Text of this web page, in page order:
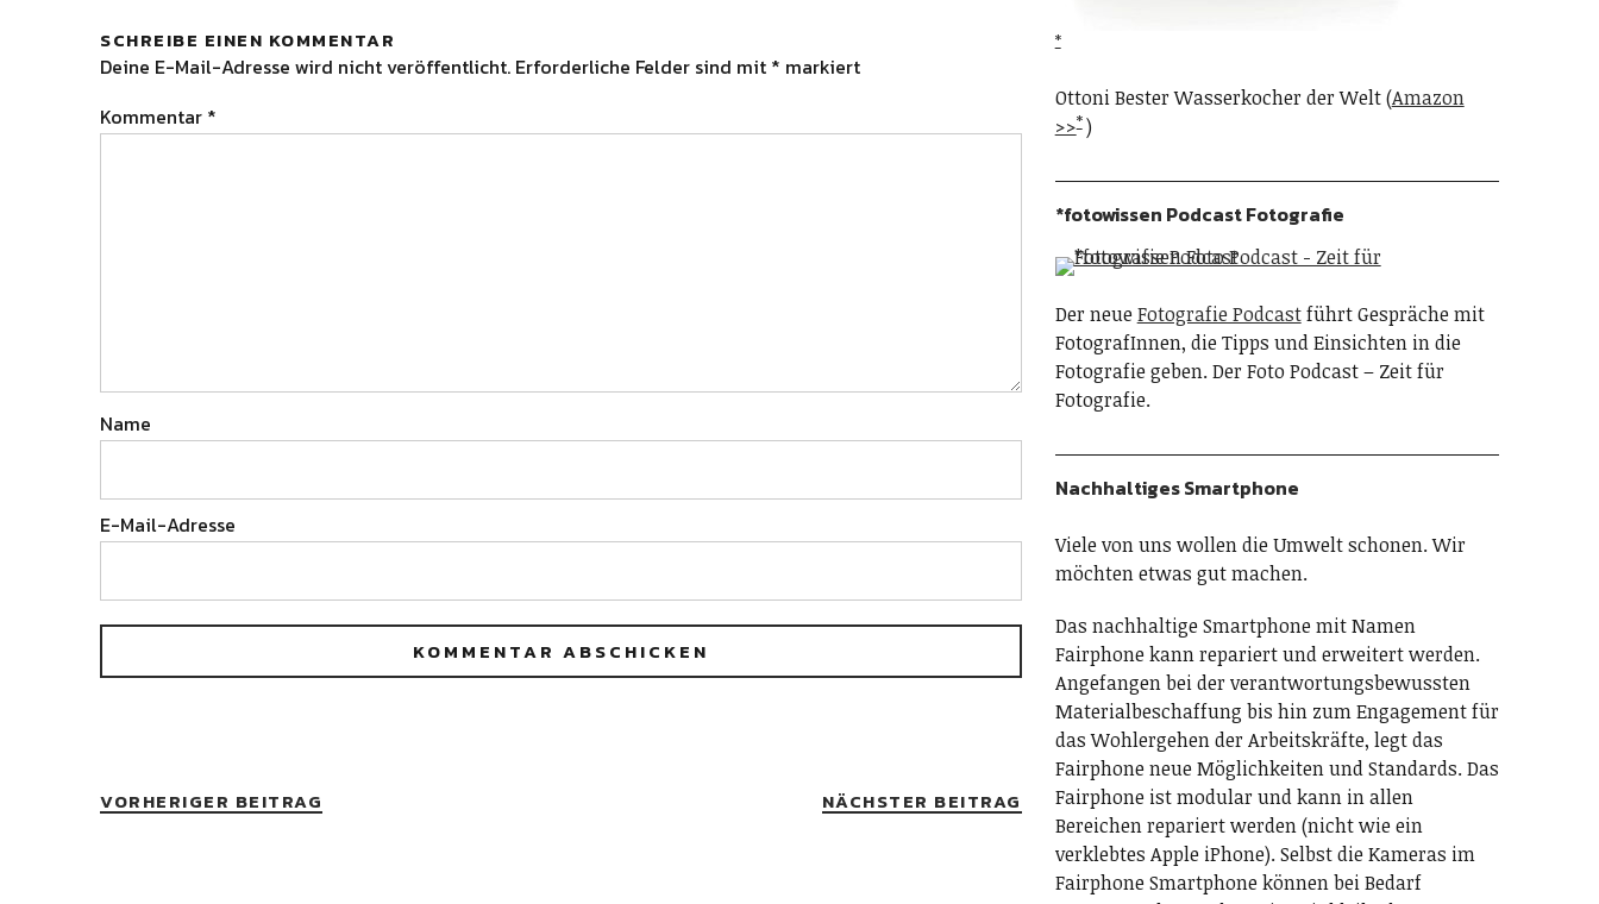
SCHREIBE EINEN KOMMENTAR
Deine E-Mail-Adresse wird nicht veröffentlicht. Erforderliche Felder sind mit * markiert
Kommentar *
Name
E-Mail-Adresse
VORHERIGER BEITRAG NÄCHSTER BEITRAG
Ottoni Bester Wasserkocher der Welt (Amazon
>> )
*fotowissen Podcast Fotografie
Der neueFotografie Podcastführt Gespräche mit
FotografInnen, die Tipps und Einsichten in die
Fotografie geben. Der Foto Podcast – Zeit für
Fotografie.
Nachhaltiges Smartphone
Viele von uns wollen die Umwelt schonen. Wir
möchten etwas gut machen.
Das nachhaltige Smartphone mit Namen
Fairphone kann repariert und erweitert werden.
Angefangen bei der verantwortungsbewussten
Materialbeschaffung bis hin zum Engagement für
das Wohlergehen der Arbeitskräfte, legt das
Fairphone neue Möglichkeiten und Standards. Das
Fairphone ist modular und kann in allen
Bereichen repariert werden (nicht wie ein
verklebtes Apple iPhone). Selbst die Kameras im
Fairphone Smartphone können bei Bedarf